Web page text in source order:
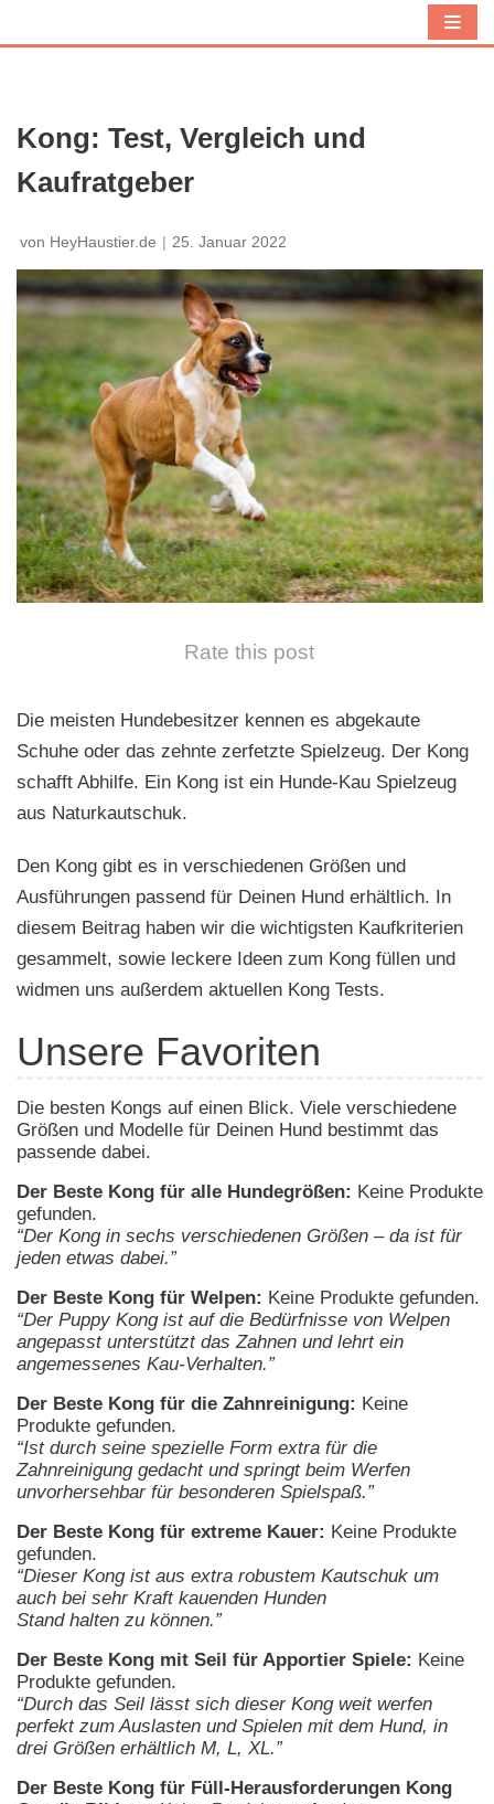
n
h
l
t
s
r
n
g
e
n
Kong: Test, Vergleich und
Kaufratgeber
von HeyHaustier.de 25. Januar 2022
Rate this post
Die meisten Hundebesitzer kennen es abgekaute
Schuhe oder das zehnte zerfetzte Spielzeug. Der Kong
schafft Abhilfe. Ein Kong ist ein Hunde-Kau Spielzeug
aus Naturkautschuk.
Den Kong gibt es in verschiedenen Größen und
Ausführungen passend für Deinen Hund erhältlich. In
diesem Beitrag haben wir die wichtigsten Kaufkriterien
gesammelt, sowie leckere Ideen zum Kong füllen und
widmen uns außerdem aktuellen Kong Tests.
Unsere Favoriten
Die besten Kongs auf einen Blick. Viele verschiedene
Größen und Modelle für Deinen Hund bestimmt das
passende dabei.
Der Beste Kong für alle Hundegrößen: Keine Produkte
gefunden.
“Der Kong in sechs verschiedenen Größen – da ist für
jeden etwas dabei.”
Der Beste Kong für Welpen: Keine Produkte gefunden.
“Der Puppy Kong ist auf die Bedürfnisse von Welpen
angepasst unterstützt das Zahnen und lehrt ein
angemessenes Kau-Verhalten.”
Der Beste Kong für die Zahnreinigung: Keine
Produkte gefunden.
“Ist durch seine spezielle Form extra für die
Zahnreinigung gedacht und springt beim Werfen
unvorhersehbar für besonderen Spielspaß.”
Der Beste Kong für extreme Kauer: Keine Produkte
gefunden.
“Dieser Kong ist aus extra robustem Kautschuk um
auch bei sehr Kraft kauenden Hunden
Stand halten zu können.”
Der Beste Kong mit Seil für Apportier Spiele: Keine
Produkte gefunden.
“Durch das Seil lässt sich dieser Kong weit werfen
perfekt zum Auslasten und Spielen mit dem Hund, in
drei Größen erhältlich M, L, XL.”
Der Beste Kong für Füll-Herausforderungen Kong